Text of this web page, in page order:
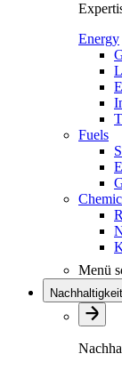
Energy
Fuels
Menü
Nachhaltigkeit